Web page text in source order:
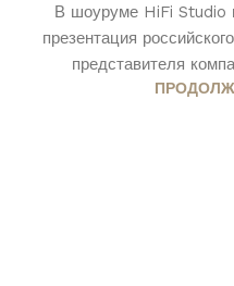
В шоуруме HiFi
презентация
представителя